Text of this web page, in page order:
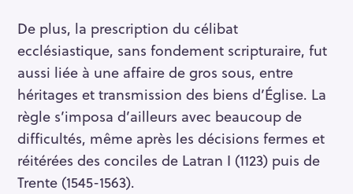
De plus, la prescription du célibat
ecclésiastique, sans fondement scripturaire, fut
aussi liée à une affaire de gros sous, entre
héritages et transmission des biens d’Église. La
règle s’imposa d’ailleurs avec beaucoup de
difficultés, même après les décisions fermes et
réitérées des conciles de Latran I (1123) puis de
Trente (1545-1563).